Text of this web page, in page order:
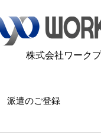
株式会社ワーク
派遣のご登録